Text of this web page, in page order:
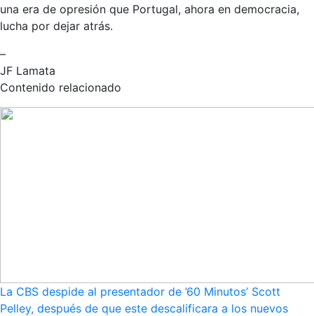
una era de opresión que Portugal, ahora en democracia,
lucha por dejar atrás.
–
JF Lamata
Contenido relacionado
La CBS despide al presentador de ’60 Minutos’ Scott
Pelley, después de que este descalificara a los nuevos